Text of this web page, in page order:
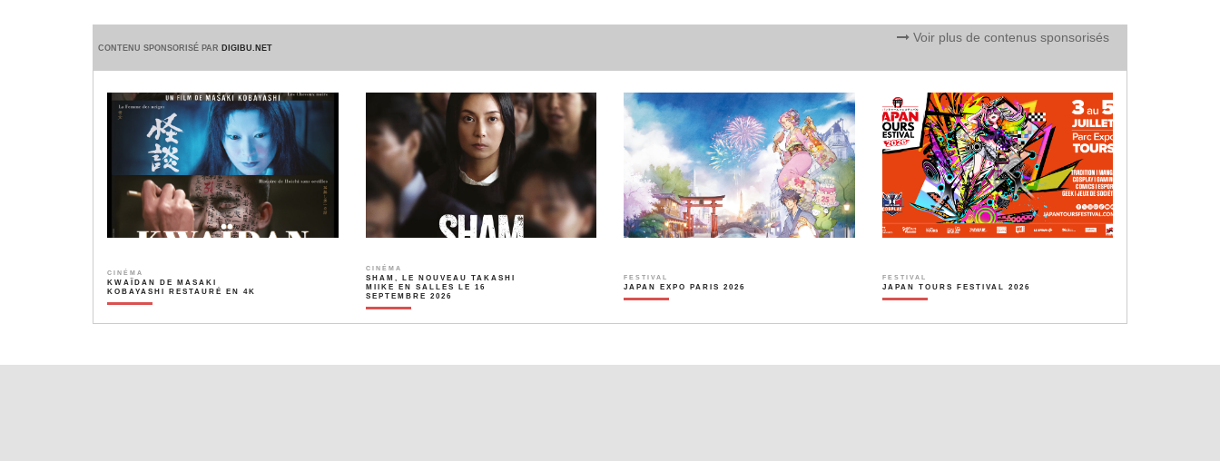
CONTENU SPONSORISÉ PAR DIGIBU.NET
Voir plus de contenus sponsorisés
CINÉMA
KWAÏDAN DE MASAKI
KOBAYASHI RESTAURÉ EN 4K
CINÉMA
SHAM, LE NOUVEAU TAKASHI
MIIKE EN SALLES LE 16
SEPTEMBRE 2026
FESTIVAL
JAPAN EXPO PARIS 2026
FESTIVAL
JAPAN TOURS FESTIVAL 2026